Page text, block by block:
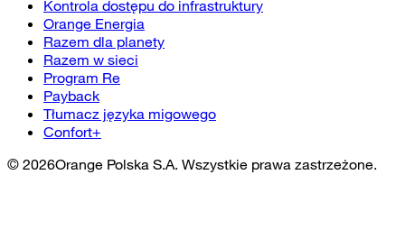
Kontrola dostępu do infrastruktury
Orange Energia
Razem dla planety
Razem w sieci
Program Re
Payback
Tłumacz języka migowego
Confort+
© 2026Orange Polska S.A. Wszystkie prawa zastrzeżone.